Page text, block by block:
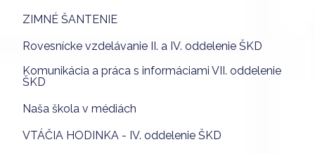
ZIMNÉ ŠANTENIE
Rovesnícke vzdelávanie II. a IV. oddelenie ŠKD
Komunikácia a práca s informáciami VII. oddelenie
ŠKD
Naša škola v médiách
VTÁČIA HODINKA - IV. oddelenie ŠKD